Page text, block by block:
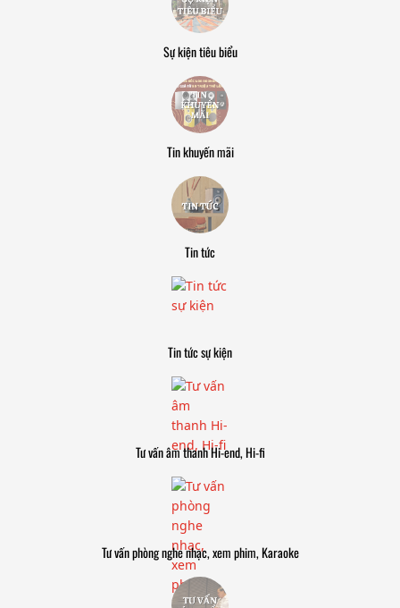
Sự kiện tiêu biểu
Tin khuyến mãi
Tin tức
Tin tức sự kiện
Tư vấn âm thanh Hi-end, Hi-fi
Tư vấn phòng nghe nhạc, xem phim, Karaoke